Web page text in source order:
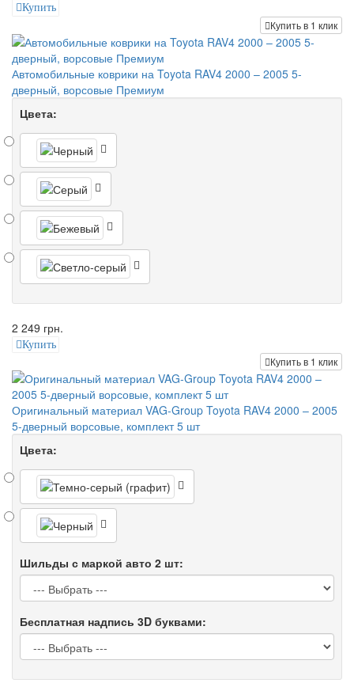
Купить
Купить в 1 клик
Автомобильные коврики на Toyota RAV4 2000 – 2005 5-
дверный, ворсовые Премиум
Цвета:
2 249 грн.
Купить
Купить в 1 клик
Оригинальный материал VAG-Group Toyota RAV4 2000 – 2005
5-дверный ворсовые, комплект 5 шт
Цвета:
Шильды с маркой авто 2 шт:
Бесплатная надпись 3D буквами: